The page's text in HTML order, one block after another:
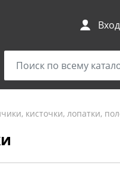
Вход
кисточки, лопатки,